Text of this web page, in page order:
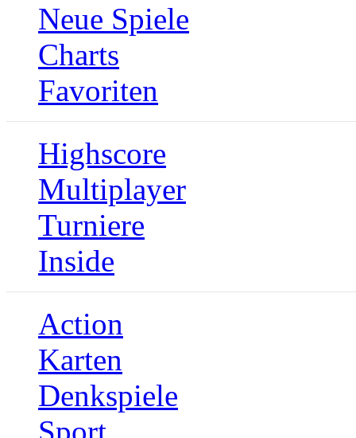
Neue Spiele
Charts
Favoriten
Highscore
Multiplayer
Turniere
Inside
Action
Karten
Denkspiele
Sport